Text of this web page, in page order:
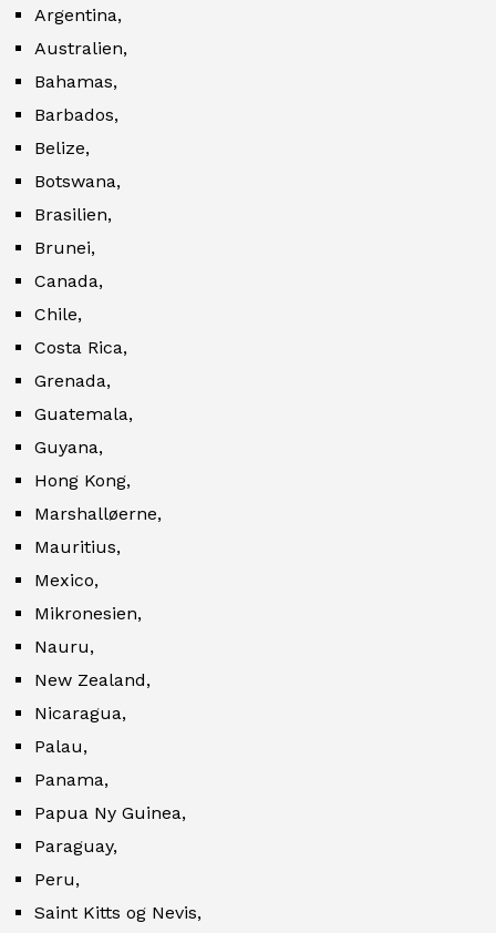
Argentina,
Australien,
Bahamas,
Barbados,
Belize,
Botswana,
Brasilien,
Brunei,
Canada,
Chile,
Costa Rica,
Grenada,
Guatemala,
Guyana,
Hong Kong,
Marshalløerne,
Mauritius,
Mexico,
Mikronesien,
Nauru,
New Zealand,
Nicaragua,
Palau,
Panama,
Papua Ny Guinea,
Paraguay,
Peru,
Saint Kitts og Nevis,